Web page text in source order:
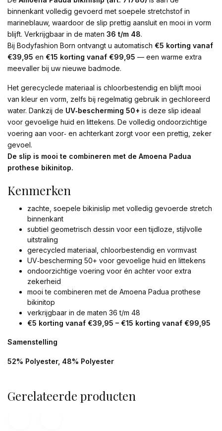
binnenkant volledig gevoerd met soepele stretchstof in
marineblauw, waardoor de slip prettig aansluit en mooi in vorm
blijft. Verkrijgbaar in de maten 36 t/m 48.
Bij Bodyfashion Born ontvangt u automatisch €5 korting vanaf
€39,95 en €15 korting vanaf €99,95 — een warme extra
meevaller bij uw nieuwe badmode.
Het gerecyclede materiaal is chloorbestendig en blijft mooi
van kleur en vorm, zelfs bij regelmatig gebruik in gechloreerd
water. Dankzij de UV‑bescherming 50+ is deze slip ideaal
voor gevoelige huid en littekens. De volledig ondoorzichtige
voering aan voor‑ en achterkant zorgt voor een prettig, zeker
gevoel.
De slip is mooi te combineren met de Amoena Padua
prothese bikinitop.
Kenmerken
zachte, soepele bikinislip met volledig gevoerde stretch
binnenkant
subtiel geometrisch dessin voor een tijdloze, stijlvolle
uitstraling
gerecycled materiaal, chloorbestendig en vormvast
UV‑bescherming 50+ voor gevoelige huid en littekens
ondoorzichtige voering voor én achter voor extra
zekerheid
mooi te combineren met de Amoena Padua prothese
bikinitop
verkrijgbaar in de maten 36 t/m 48
€5 korting vanaf €39,95 – €15 korting vanaf €99,95
Samenstelling
52% Polyester, 48% Polyester
Gerelateerde producten